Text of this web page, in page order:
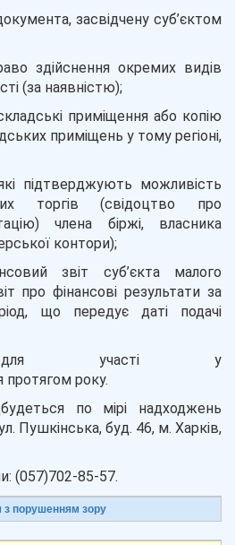
засвідчену суб’єктом
здійснення окремих видів
(за наявністю);
приміщення або копію
приміщень у тому регіоні,
підтверджують можливість
торгів (свідоцтво про
члена біржі, власника
контори);
звіт суб’єкта малого
про фінансові результати за
що передує даті подачі
для участі у
протягом року.
по мірі надходжень
Пушкінська, буд. 46, м. Харків,
(057)702-85-57.
порушенням зору